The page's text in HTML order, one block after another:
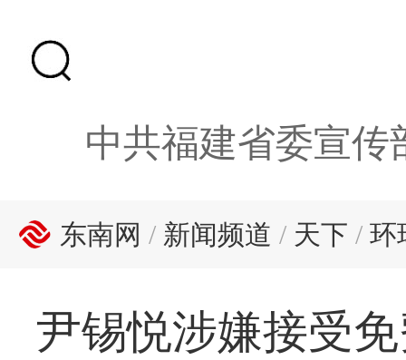
中共福建省委宣传
东南网 / 新闻频道 / 天下 / 环
尹锡悦涉嫌接受